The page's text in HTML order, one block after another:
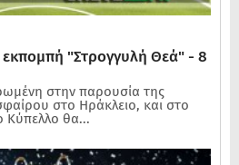
εκπομπή "Στρογγυλή Θεά" - 8
στην παρουσία της
στο Ηράκλειο, και στο
Κύπελλο θα...